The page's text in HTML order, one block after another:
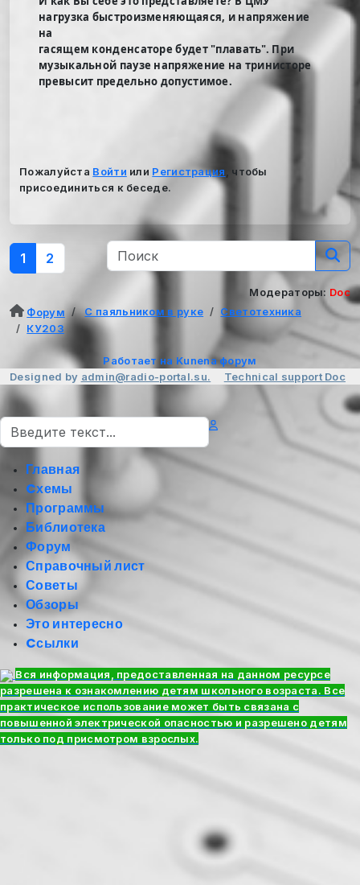
нагрузка быстроизменяющаяся, и напряжение
на
гасящем конденсаторе будет "плавать". При
музыкальной паузе напряжение на тринисторе
превысит предельно допустимое.
Пожалуйста Войти или Регистрация
, чтобы
присоединиться к беседе.
1 2
Модераторы: Doc
Форум
С паяльником в руке
Светотехника
КУ203
Работает на Kunena форум
Designed by admin@radio-portal.su. Technical support Doc
Поиск
Главная
Cхемы
Программы
Библиотека
Форум
Справочный лист
Советы
Обзоры
Это интересно
Cсылки
Вся информация, предоставленная на данном ресурсе
разрешена к ознакомлению детям школьного возраста. Все
практическое использование может быть связана с
повышенной электрической опасностью и разрешено детям
только под присмотром взрослых.